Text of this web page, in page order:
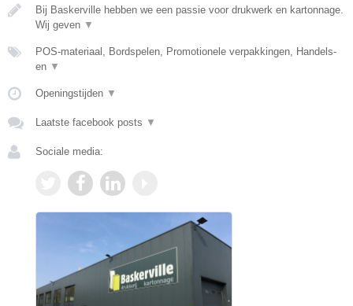
Bij Baskerville hebben we een passie voor drukwerk en kartonnage.
Wij geven ▼
POS-materiaal, Bordspelen, Promotionele verpakkingen, Handels-
en ▼
Openingstijden ▼
Laatste facebook posts ▼
Sociale media: